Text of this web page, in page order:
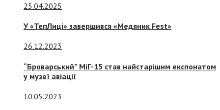
25.04.2025
У «ТепЛиці» завершився «Медяник Fest»
26.12.2023
“Броварський” МіГ-15 став найстарішим експонатом
у музеї авіації
10.05.2023